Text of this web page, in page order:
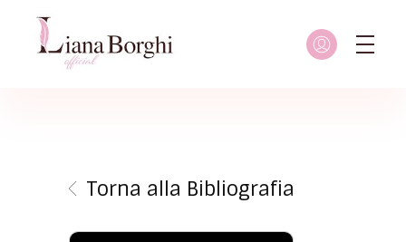
Torna alla Bibliografia